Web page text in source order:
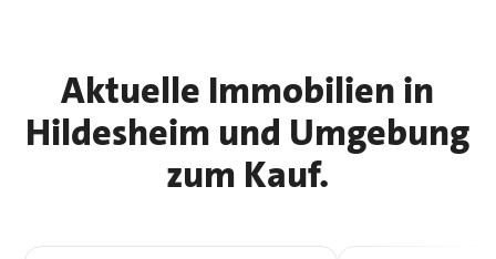
Aktuelle Immobilien in
Hildesheim und Umgebung
zum Kauf.